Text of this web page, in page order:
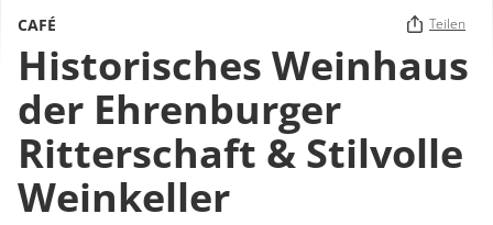
CAFÉ Teilen
Historisches Weinhaus
der Ehrenburger
Ritterschaft & Stilvolle
Weinkeller